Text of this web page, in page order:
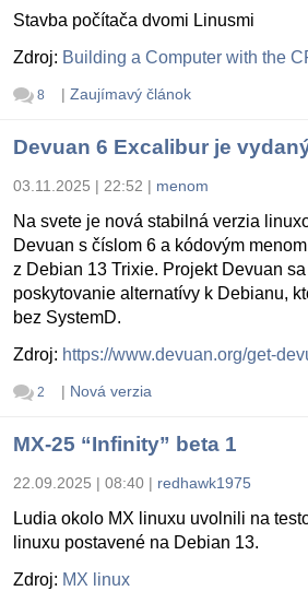
Stavba počítača dvomi Linusmi
Zdroj: Building a Computer with the
8 | Zaujímavý článok
Devuan 6 Excalibur je
03.11.2025 | 22:52 | menom
Na svete je nová stabilná verzia
Devuan s číslom 6 a kódovým
z Debian 13 Trixie. Projekt Devuan
poskytovanie alternatívy k Debianu,
bez SystemD.
Zdroj: https://www.devuan.org/get-
2 | Nová verzia
MX-25 “Infinity” beta 1
22.09.2025 | 08:40 | redhawk1975
Ludia okolo MX linuxu uvolnili na
linuxu postavené na Debian 13.
Zdroj: MX linux